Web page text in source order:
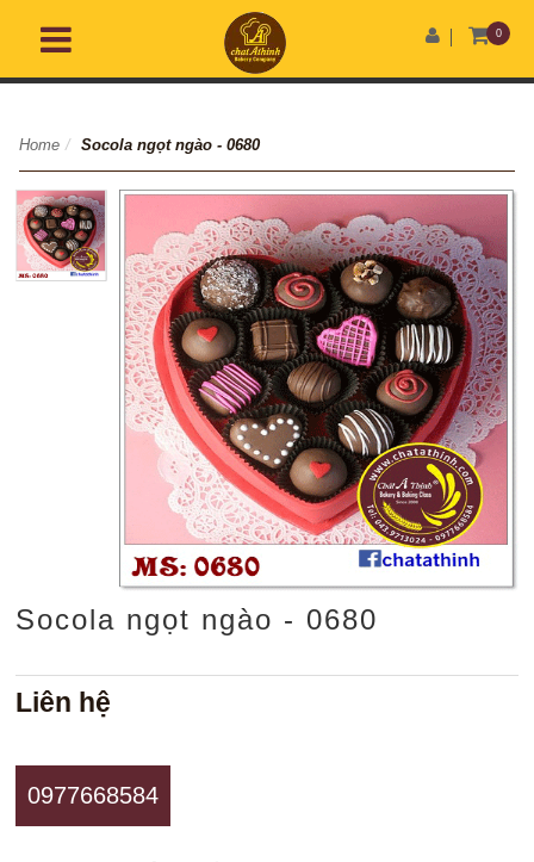
0
Home / Socola ngọt ngào - 0680
Socola ngọt ngào - 0680
Liên hệ
0977668584